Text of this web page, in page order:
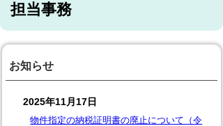
担当事務
お知らせ
2025年11月17日
物件指定の納税証明書の廃止について（令